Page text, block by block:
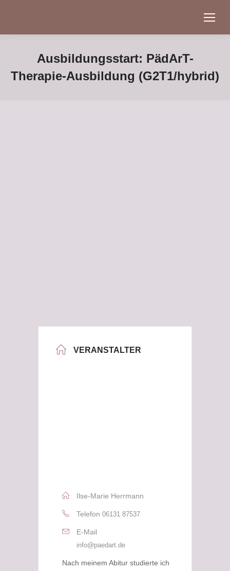
Ausbildungsstart: PädArT-
Therapie-Ausbildung (G2T1/hybrid)
VERANSTALTER
Ilse-Marie Herrmann
Telefon 06131 87537
E-Mail
info@paedart.de
Nach meinem Abitur studierte ich